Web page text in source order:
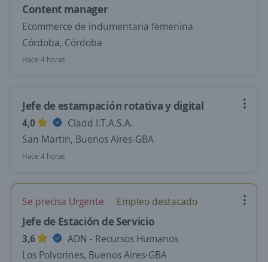
Content manager
Ecommerce de indumentaria femenina
Córdoba, Córdoba
Hace 4 horas
Jefe de estampación rotativa y digital
4,0
Cladd I.T.A.S.A.
San Martín, Buenos Aires-GBA
Hace 4 horas
Se precisa Urgente Empleo destacado
Jefe de Estación de Servicio
3,6
ADN - Recursos Humanos
Los Polvorines, Buenos Aires-GBA